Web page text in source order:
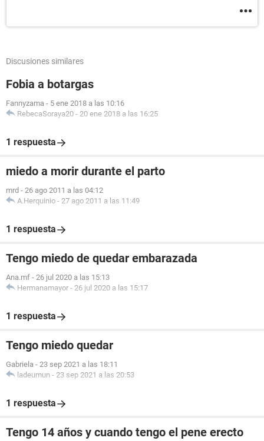
Discusiones similares
Fobia a botargas
Fannyzama - 5 ene 2018 a las 10:16
RebecaSoraya20 - 20 ene 2018 a las 16:25
1 respuesta
miedo a morir durante el parto
mrd - 26 ago 2011 a las 04:12
A.Herquinio - 27 ago 2011 a las 11:49
1 respuesta
Tengo miedo de quedar embarazada
Ana.mf - 26 jul 2020 a las 15:13
Hermanamayor - 26 jul 2020 a las 15:17
1 respuesta
Tengo miedo quedar
Gabriela - 23 sep 2021 a las 18:11
ladeumun - 23 sep 2021 a las 20:53
1 respuesta
Tengo 14 años y cuando tengo el pene erecto